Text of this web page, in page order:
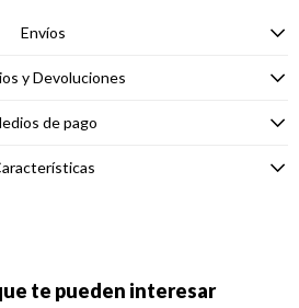
Envíos
y Devoluciones
de pago
te pueden interesar